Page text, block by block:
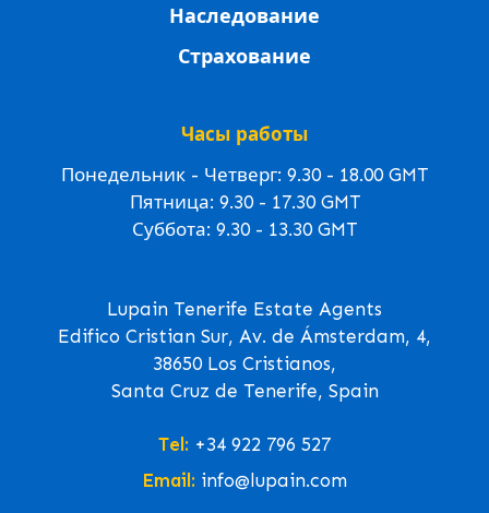
Наследование
Страхование
Часы работы
Понедельник - Четверг: 9.30 - 18.00 GMT
Пятница: 9.30 - 17.30 GMT
Суббота: 9.30 - 13.30 GMT
Lupain Tenerife Estate Agents
Edifico Cristian Sur, Av. de Ámsterdam, 4,
38650 Los Cristianos,
Santa Cruz de Tenerife, Spain
Tel: +34 922 796 527
Email: info@lupain.com